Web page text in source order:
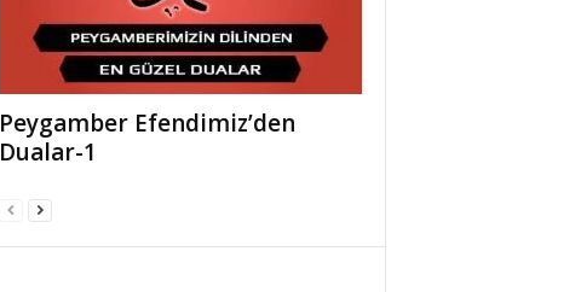
Peygamber Efendimiz’den
Dualar-1